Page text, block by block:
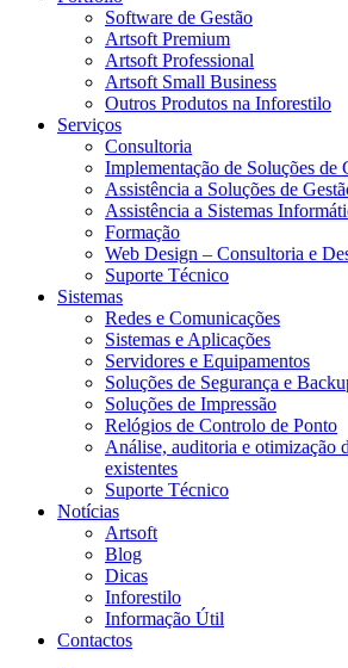
Software de Gestão
Artsoft Premium
Artsoft Professional
Artsoft Small Business
Outros Produtos na Inforestilo
Serviços
Consultoria
Implementação de Soluções de
Assistência a Soluções de
Assistência a Sistemas
Formação
Web Design – Consultoria e
Suporte Técnico
Sistemas
Redes e Comunicações
Sistemas e Aplicações
Servidores e Equipamentos
Soluções de Segurança e
Soluções de Impressão
Relógios de Controlo de Ponto
Análise, auditoria e otimização
existentes
Suporte Técnico
Notícias
Artsoft
Blog
Dicas
Inforestilo
Informação Útil
Contactos